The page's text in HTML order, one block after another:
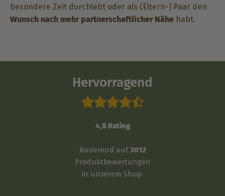
besondere Zeit durchlebt oder als (Eltern-) Paar den
Wunsch nach mehr partnerschaftlicher Nähe habt.
Hervorragend

4,8 Rating
Basierend auf3012
Produktbewertungen
in unserem Shop.